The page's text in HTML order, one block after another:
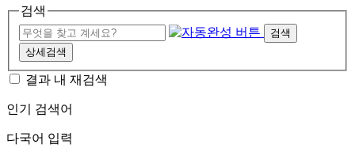
검색
검색
상세검색
결과 내 재검색
인기 검색어
다국어 입력